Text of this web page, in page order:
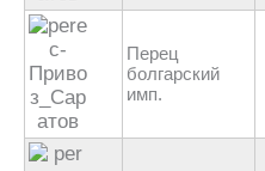
Перец
болгарский
имп.